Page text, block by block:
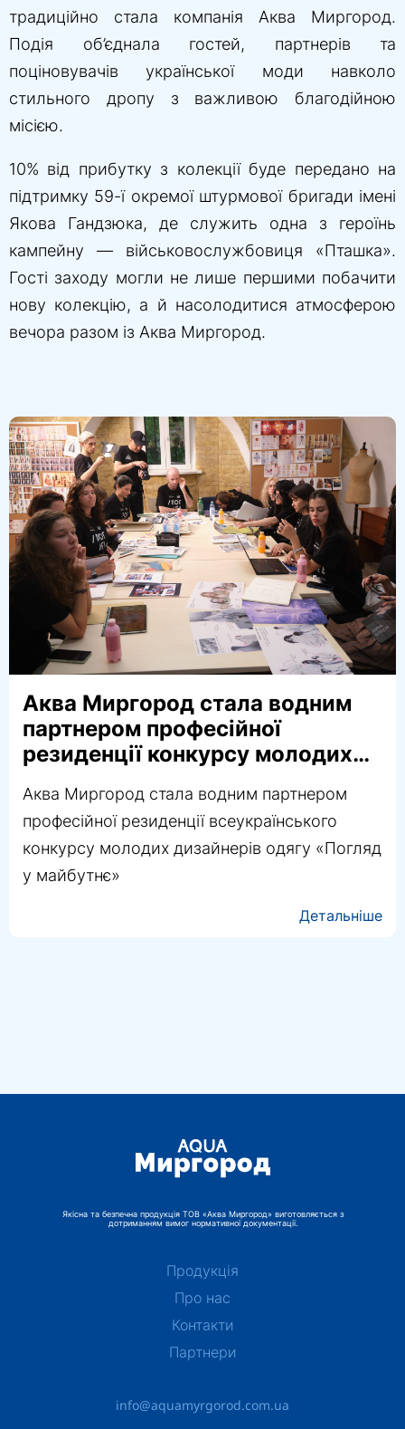
традиційно стала компанія Аква Миргород.
Подія об’єднала гостей, партнерів та
поціновувачів української моди навколо
стильного дропу з важливою благодійною
місією.
10% від прибутку з колекції буде передано на
підтримку 59-ї окремої штурмової бригади імені
Якова Гандзюка, де служить одна з героїнь
кампейну — військовослужбовиця «Пташка».
Гості заходу могли не лише першими побачити
нову колекцію, а й насолодитися атмосферою
вечора разом із Аква Миргород.
Аква Миргород стала водним
партнером професійної
резиденції конкурсу молодих
майбутнє»
Аква Миргород стала водним партнером
професійної резиденції всеукраїнського
конкурсу молодих дизайнерів одягу «Погляд
у майбутнє»
Детальніше
Продукція
Про нас
Контакти
Партнери
Якісна та безпечна продукція ТОВ «Аква Миргород» виготовляється з
дотриманням вимог нормативної документації.
info@aquamyrgorod.com.ua